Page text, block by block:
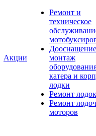
Акции
Ремонт и
техническое
монтаж
катера и
лодки
Ремонт
Ремонт
моторов